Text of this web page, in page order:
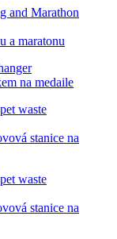
a maratonu
na medaile
stanice na
stanice na